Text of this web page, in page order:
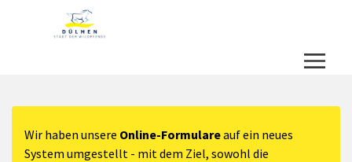
Zum Header
Zum Hauptinhalt
Zum Footer
Zum Hauptinhalt springen
Wir haben unsere Online-Formulareauf ein neues
System umgestellt - mit dem Ziel, sowohl die